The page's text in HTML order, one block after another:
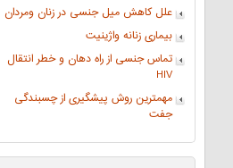
علل کاهش میل جنسی در زنان ومردان
بیماری زنانه واژینیت
تماس جنسی از راه دهان و خطر انتقال
HIV
مهمترین روش پیشگیری از چسبندگی
جفت